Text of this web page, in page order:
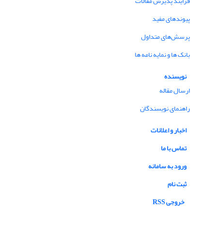
پیوندهای مفید
پرسش‌های متداول
بانک ها و نمایه نامه ها
نویسنده
ارسال مقاله
راهنمای نویسندگان
اخبار و اعلانات
تماس با ما
ورود به سامانه
ثبت نام
خروجی RSS